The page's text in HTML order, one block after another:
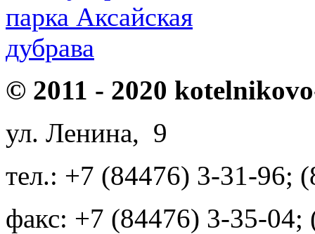
парка Аксайская
дубрава
© 2011 - 2020
ул. Ленина, 9
тел.: +7 (84476) 3-31-96;
факс: +7 (84476) 3-35-04;